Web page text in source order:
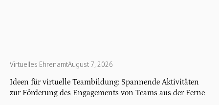
Virtuelles EhrenamtAugust 7, 2026
Ideen für virtuelle Teambildung: Spannende Aktivitäten
zur Förderung des Engagements von Teams aus der Ferne